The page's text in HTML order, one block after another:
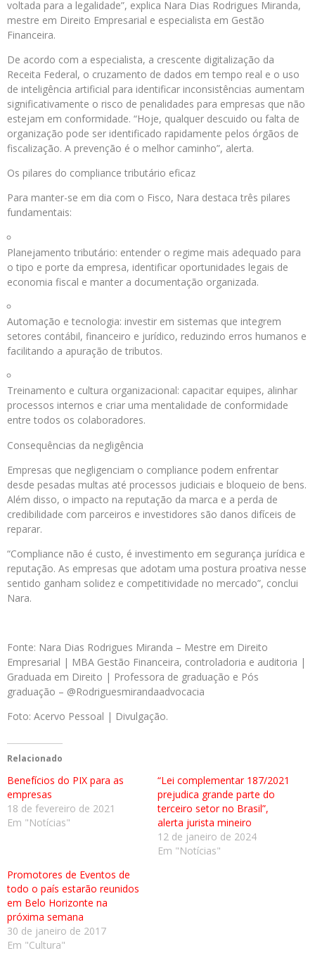
voltada para a legalidade”, explica Nara Dias Rodrigues Miranda,
mestre em Direito Empresarial e especialista em Gestão
Financeira.
De acordo com a especialista, a crescente digitalização da
Receita Federal, o cruzamento de dados em tempo real e o uso
de inteligência artificial para identificar inconsistências aumentam
significativamente o risco de penalidades para empresas que não
estejam em conformidade. “Hoje, qualquer descuido ou falta de
organização pode ser identificado rapidamente pelos órgãos de
fiscalização. A prevenção é o melhor caminho”, alerta.
Os pilares do compliance tributário eficaz
Para manter-se em dia com o Fisco, Nara destaca três pilares
fundamentais:
Planejamento tributário: entender o regime mais adequado para
o tipo e porte da empresa, identificar oportunidades legais de
economia fiscal e manter a documentação organizada.
Automação e tecnologia: investir em sistemas que integrem
setores contábil, financeiro e jurídico, reduzindo erros humanos e
facilitando a apuração de tributos.
Treinamento e cultura organizacional: capacitar equipes, alinhar
processos internos e criar uma mentalidade de conformidade
entre todos os colaboradores.
Consequências da negligência
Empresas que negligenciam o compliance podem enfrentar
desde pesadas multas até processos judiciais e bloqueio de bens.
Além disso, o impacto na reputação da marca e a perda de
credibilidade com parceiros e investidores são danos difíceis de
reparar.
“Compliance não é custo, é investimento em segurança jurídica e
reputação. As empresas que adotam uma postura proativa nesse
sentido ganham solidez e competitividade no mercado”, conclui
Nara.
Fonte: Nara Dias Rodrigues Miranda – Mestre em Direito
Empresarial | MBA Gestão Financeira, controladoria e auditoria |
Graduada em Direito | Professora de graduação e Pós
graduação – @Rodriguesmirandaadvocacia
Foto: Acervo Pessoal | Divulgação.
Relacionado
Benefícios do PIX para as
empresas
18 de fevereiro de 2021
Em "Notícias"
“Lei complementar 187/2021
prejudica grande parte do
terceiro setor no Brasil”,
alerta jurista mineiro
12 de janeiro de 2024
Em "Notícias"
Promotores de Eventos de
todo o país estarão reunidos
em Belo Horizonte na
próxima semana
30 de janeiro de 2017
Em "Cultura"